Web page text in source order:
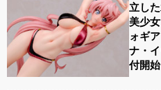
立し
美少
ォギ
ナ・
付開始